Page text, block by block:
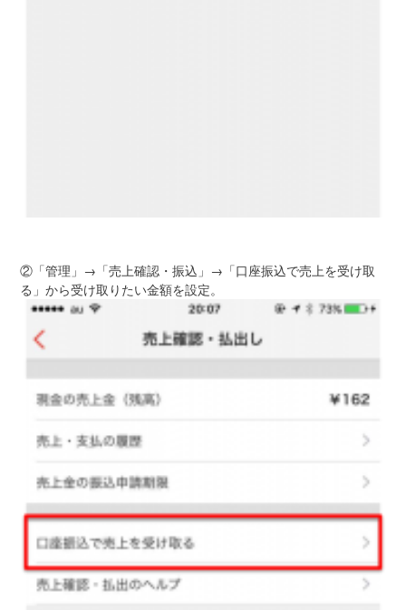
②「管理」→「売上確認・振込」→「口座振込で売上を受け取
る」から受け取りたい金額を設定。